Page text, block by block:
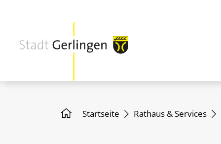
Startseite Rathaus & Services